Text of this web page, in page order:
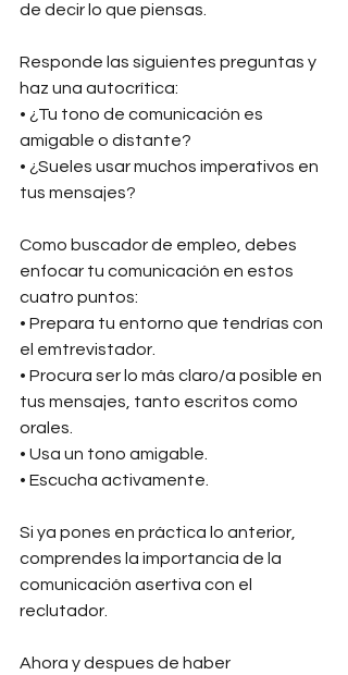
de decir lo que piensas.
Responde las siguientes preguntas y
haz una autocrítica:
• ¿Tu tono de comunicación es
amigable o distante?
• ¿Sueles usar muchos imperativos en
tus mensajes?
Como buscador de empleo, debes
enfocar tu comunicación en estos
cuatro puntos:
• Prepara tu entorno que tendrías con
el emtrevistador.
• Procura ser lo más claro/a posible en
tus mensajes, tanto escritos como
orales.
• Usa un tono amigable.
• Escucha activamente.
Si ya pones en práctica lo anterior,
comprendes la importancia de la
comunicación asertiva con el
reclutador.
Ahora y despues de haber